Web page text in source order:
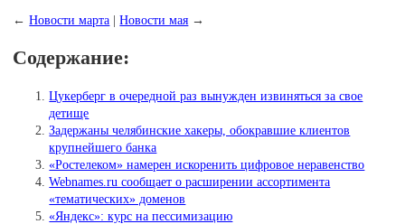
←Новости марта |Новости мая →
Содержание:
Цукерберг в очередной раз вынужден извиняться за свое
детище
Задержаны челябинские хакеры, обокравшие клиентов
крупнейшего банка
«Ростелеком» намерен искоренить цифровое неравенство
Webnames.ru сообщает о расширении ассортимента
«тематических» доменов
«Яндекс»: курс на пессимизацию